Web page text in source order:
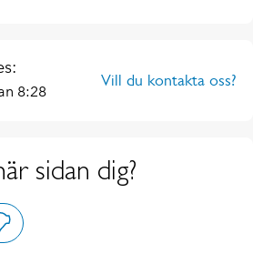
8:28
Vill du kontakta oss?
sidan dig?